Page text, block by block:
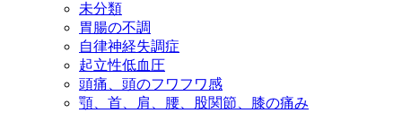
未分類
胃腸の不調
自律神経失調症
起立性低血圧
頭痛、頭のフワフワ感
顎、首、肩、腰、股関節、膝の痛み